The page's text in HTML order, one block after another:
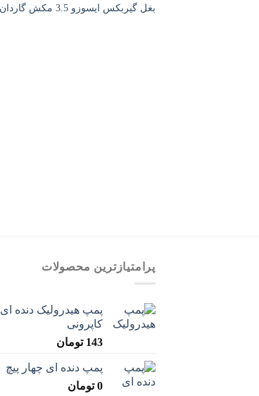
بغل گیربکس ایسوزو 3.5 مکش گاردان
پرامتیازترین محصولات
پمپ هیدرولیک دنده ای
کاپرونی
143 تومان
پمپ دنده ای چهار پیچ
0 تومان